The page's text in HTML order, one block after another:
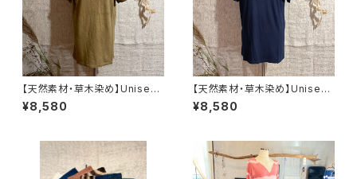
【天然素材・草木染め】Unisex
Tシャツ ヘンプコットン 無地
¥8,580
【天然素材・草木染め】Unisex
Tシャツ バンブー 無地
¥8,580